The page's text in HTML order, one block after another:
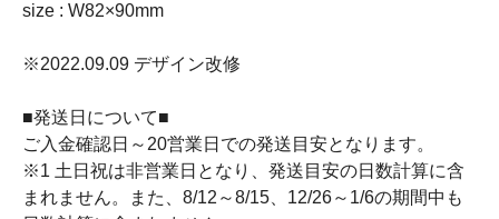
size : W82×90mm
※2022.09.09 デザイン改修
■発送日について■
ご入金確認日～20営業日での発送目安となります。
※1 土日祝は非営業日となり、発送目安の日数計算に含
まれません。また、8/12～8/15、12/26～1/6の期間中も